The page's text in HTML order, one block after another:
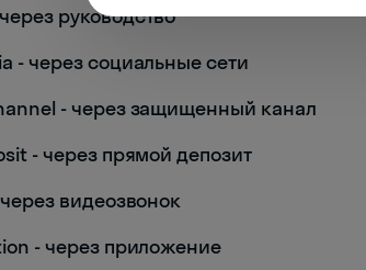
руководство
- через социальные сети
- через защищенный канал
- через прямой депозит
видеозвонок
- через приложение